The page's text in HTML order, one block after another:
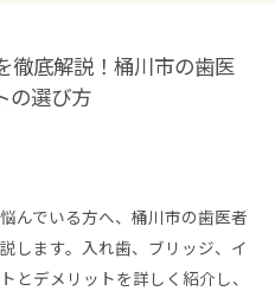
徹底解説！桶川市の歯医
の選び方
んでいる方へ、桶川市の歯医者
します。入れ歯、ブリッジ、イ
とデメリットを詳しく紹介し、